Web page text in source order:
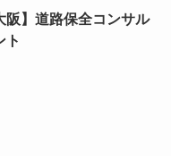
阪】道路保全コンサル
ト